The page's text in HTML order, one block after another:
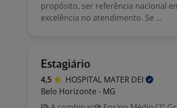
propósito, ser referência nacional
excelência no atendimento. Se ...
Estagiário
4,5 HOSPITAL MATER DEI
Belo Horizonte - MG